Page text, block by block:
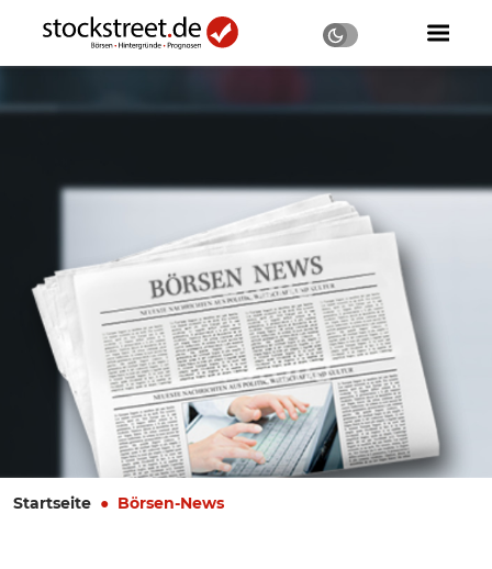
Startseite Börsen-News